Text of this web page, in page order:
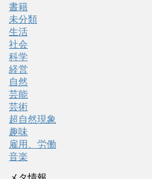
書籍
未分類
生活
社会
科学
経営
自然
芸能
芸術
超自然現象
趣味
雇用、労働
音楽